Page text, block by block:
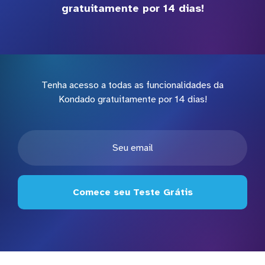
gratuitamente por 14 dias!
Tenha acesso a todas as funcionalidades da
Kondado gratuitamente por 14 dias!
Comece seu Teste Grátis